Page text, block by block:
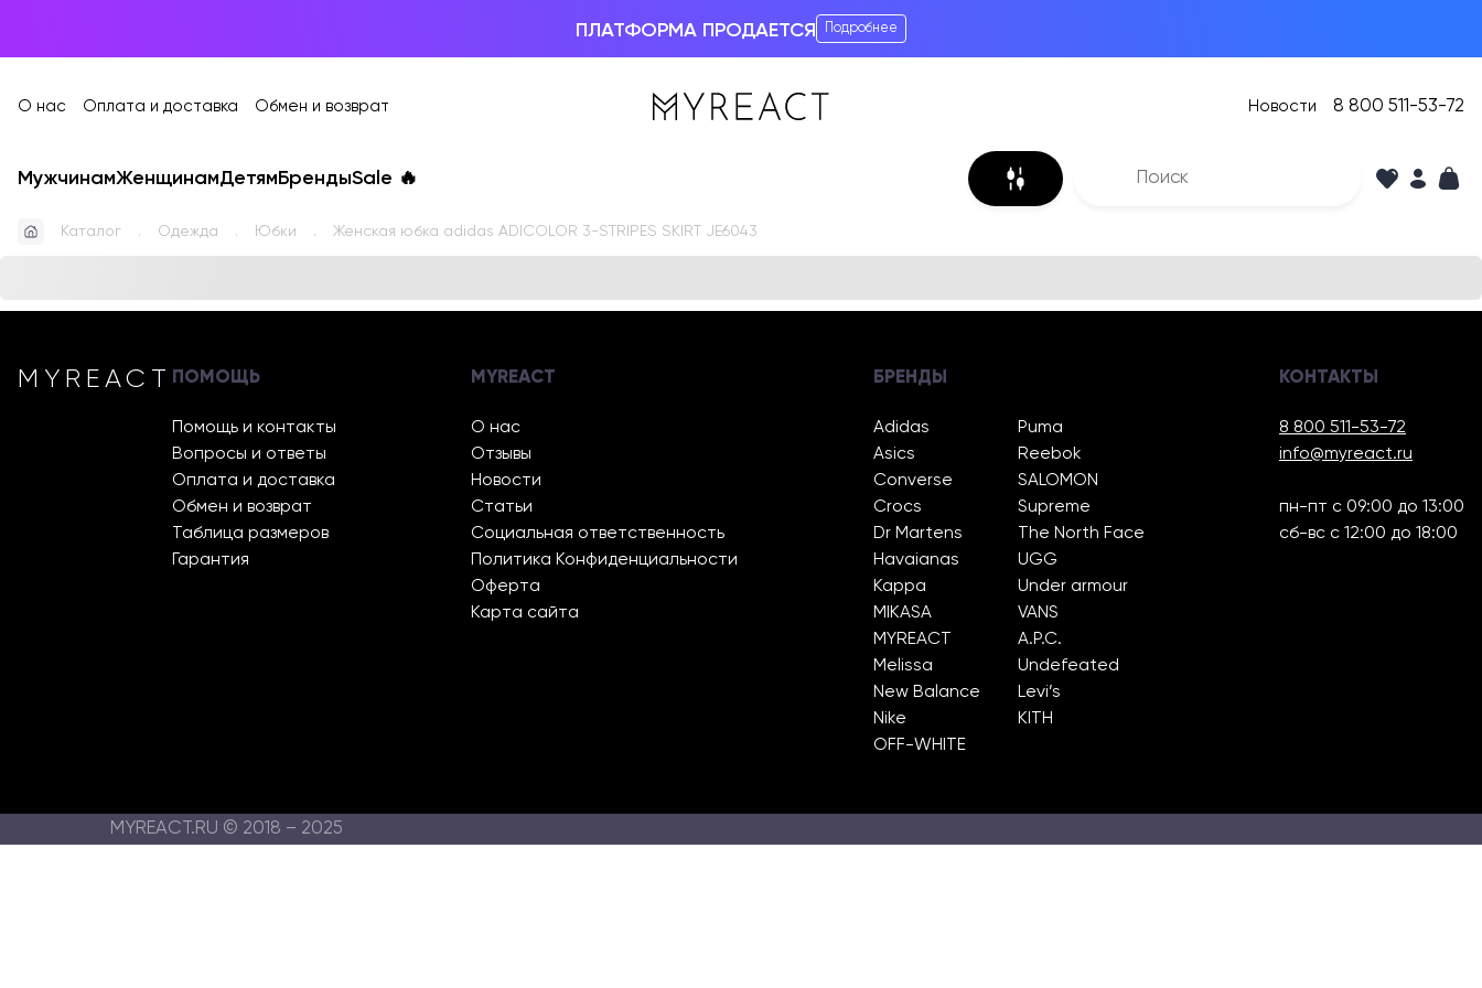
ПЛАТФОРМА ПРОДАЕТСЯ Подробнее
О нас Оплата и доставка Обмен и возврат Новости 8 800 511-53-72
МужчинамЖенщинамДетям БрендыSale 🔥
Каталог Одежда Юбки Женская юбка adidas ADICOLOR 3-STRIPES SKIRT JE6043
MYREACT ПОМОЩЬ
Помощь и контакты
Вопросы и ответы
Оплата и доставка
Обмен и возврат
Таблица размеров
Гарантия
MYREACT
О нас
Отзывы
Новости
Статьи
Социальная ответственность
Политика Конфиденциальности
Оферта
Карта сайта
БРЕНДЫ
Adidas
Asics
Converse
Crocs
Dr Martens
Havaianas
Kappa
MIKASA
MYREACT
Melissa
New Balance
Nike
OFF-WHITE
Puma
Reebok
SALOMON
Supreme
The North Face
UGG
Under armour
VANS
A.P.C.
Undefeated
Levi’s
KITH
КОНТАКТЫ
8 800 511-53-72
info@myreact.ru
пн-пт с 09:00 до 13:00
сб-вс с 12:00 до 18:00
MYREACT.RU © 2018 – 2025